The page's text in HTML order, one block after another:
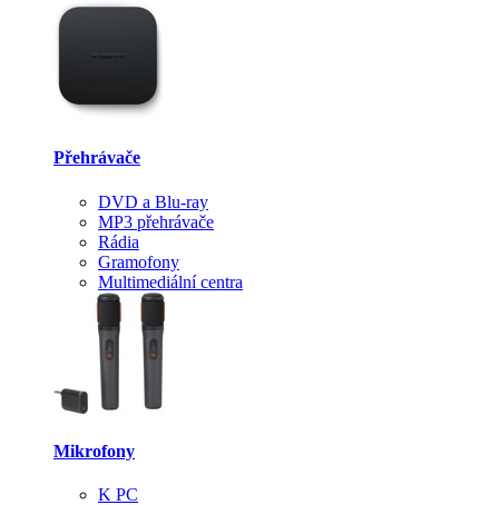
Přehrávače
DVD a Blu-ray
MP3 přehrávače
Rádia
Gramofony
Multimediální centra
Mikrofony
K PC